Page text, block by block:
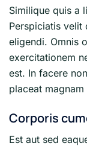
Similique quis a
Perspiciatis velit
eligendi. Omnis
exercitationem
est. In facere
placeat
Corporis
Est aut sed